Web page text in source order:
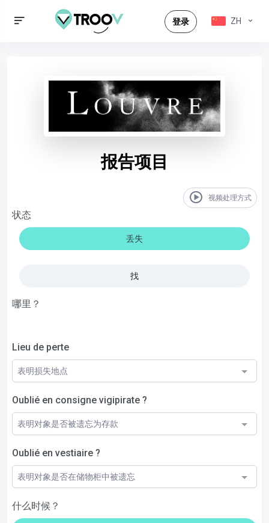
登录 ZH
报告项目
视频处理方式
状态
丢失
找
哪里？
Lieu de perte
表明损失地点
Oublié en consigne vigipirate ?
表明对象是否被遗忘为存款
Oublié en vestiaire ?
表明对象是否在储物柜中被遗忘
什么时候？